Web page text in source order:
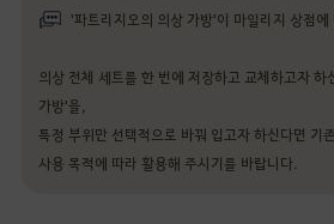
'파트리지오의 의상 가방'이 마일리지 상점에
의상 전체 세트를 한 번에 저장하고 교체하고자 하
가방'을,
특정 부위만 선택적으로 바꿔 입고자 하신다면 기
사용 목적에 따라 활용해 주시기를 바랍니다.